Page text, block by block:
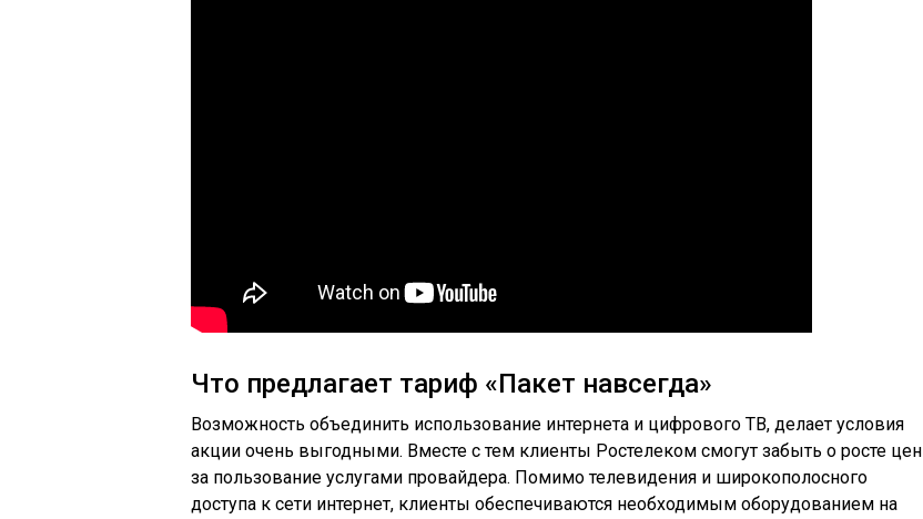
Что предлагает тариф «Пакет навсегда»
Возможность объединить использование интернета и цифрового ТВ, делает условия
акции очень выгодными. Вместе с тем клиенты Ростелеком смогут забыть о росте цен
за пользование услугами провайдера. Помимо телевидения и широкополосного
доступа к сети интернет, клиенты обеспечиваются необходимым оборудованием на